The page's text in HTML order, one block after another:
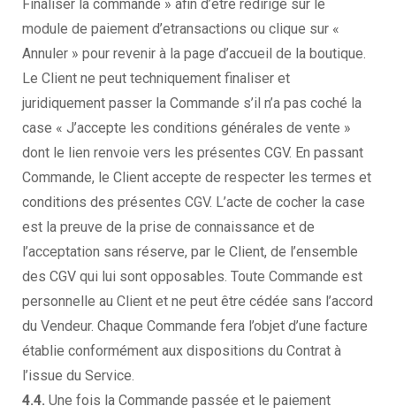
Finaliser la commande » afin d’être redirigé sur le
module de paiement d’etransactions ou clique sur «
Annuler » pour revenir à la page d’accueil de la boutique.
Le Client ne peut techniquement finaliser et
juridiquement passer la Commande s’il n’a pas coché la
case « J’accepte les conditions générales de vente »
dont le lien renvoie vers les présentes CGV. En passant
Commande, le Client accepte de respecter les termes et
conditions des présentes CGV. L’acte de cocher la case
est la preuve de la prise de connaissance et de
l’acceptation sans réserve, par le Client, de l’ensemble
des CGV qui lui sont opposables. Toute Commande est
personnelle au Client et ne peut être cédée sans l’accord
du Vendeur. Chaque Commande fera l’objet d’une facture
établie conformément aux dispositions du Contrat à
l’issue du Service.
4.4. Une fois la Commande passée et le paiement